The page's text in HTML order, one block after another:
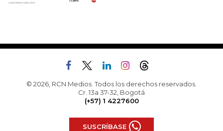
© 2026, RCN Medios. Todos los derechos reservados.
Cr. 13a 37-32, Bogotá
(+57) 1 4227600
SUSCRÍBASE